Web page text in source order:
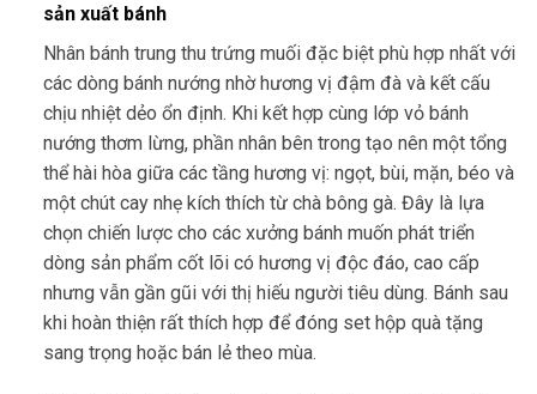
sản xuất bánh
Nhân bánh trung thu trứng muối đặc biệt phù hợp nhất với
các dòng bánh nướng nhờ hương vị đậm đà và kết cấu
chịu nhiệt dẻo ổn định. Khi kết hợp cùng lớp vỏ bánh
nướng thơm lừng, phần nhân bên trong tạo nên một tổng
thể hài hòa giữa các tầng hương vị: ngọt, bùi, mặn, béo và
một chút cay nhẹ kích thích từ chà bông gà. Đây là lựa
chọn chiến lược cho các xưởng bánh muốn phát triển
dòng sản phẩm cốt lõi có hương vị độc đáo, cao cấp
nhưng vẫn gần gũi với thị hiếu người tiêu dùng. Bánh sau
khi hoàn thiện rất thích hợp để đóng set hộp quà tặng
sang trọng hoặc bán lẻ theo mùa.